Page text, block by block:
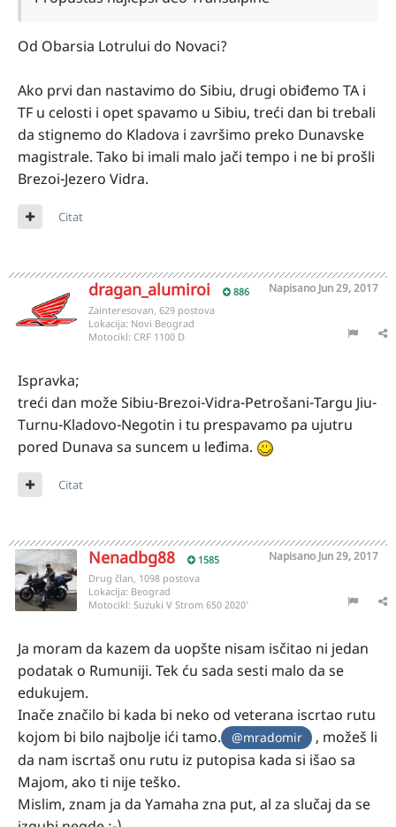
Od Obarsia Lotrului do Novaci?
Ako prvi dan nastavimo do Sibiu, drugi obiđemo TA i
TF u celosti i opet spavamo u Sibiu, treći dan bi trebali
da stignemo do Kladova i završimo preko Dunavske
magistrale. Tako bi imali malo jači tempo i ne bi prošli
Brezoi-Jezero Vidra.
Citat
dragan_alumiroi 886 Napisano Jun 29, 2017
Zainteresovan, 629 postova
Lokacija: Novi Beograd
Motocikl: CRF 1100 D
Ispravka;
treći dan može Sibiu-Brezoi-Vidra-Petrošani-Targu Jiu-
Turnu-Kladovo-Negotin i tu prespavamo pa ujutru
pored Dunava sa suncem u leđima.
Citat
Nenadbg88 1585 Napisano Jun 29, 2017
Drug član, 1098 postova
Lokacija: Beograd
Motocikl: Suzuki V Strom 650 2020'
Ja moram da kazem da uopšte nisam isčitao ni jedan
podatak o Rumuniji. Tek ću sada sesti malo da se
edukujem.
Inače značilo bi kada bi neko od veterana iscrtao rutu
kojom bi bilo najbolje ići tamo.
@mradomir
, možeš li
da nam iscrtaš onu rutu iz putopisa kada si išao sa
Majom, ako ti nije teško.
Mislim, znam ja da Yamaha zna put, al za slučaj da se